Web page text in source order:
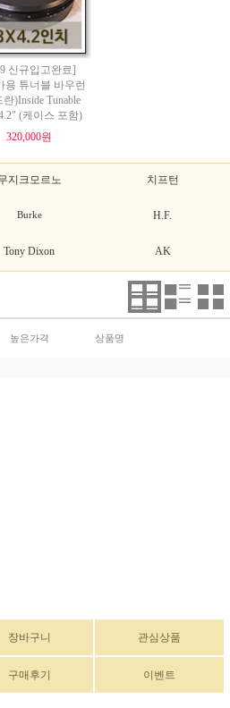
신규입고완료]
용 튜너블 바우런
)Inside Tunable
(케이스 포함)
320,000원
지크모르노 치프턴
Burke H.F.
Tony Dixon AK
높은가격 상품명
장바구니 관심상품
구매후기 이벤트